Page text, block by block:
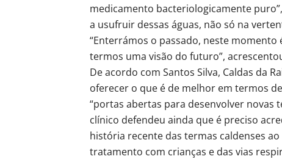
medicamento bacteriologicamente
a usufruir dessas águas, não só na
“Enterrámos o passado, neste
termos uma visão do futuro”,
De acordo com Santos Silva, Caldas da
oferecer o que é de melhor em termos
“portas abertas para desenvolver novas
clínico defendeu ainda que é preciso
história recente das termas caldenses
tratamento com crianças e das vias